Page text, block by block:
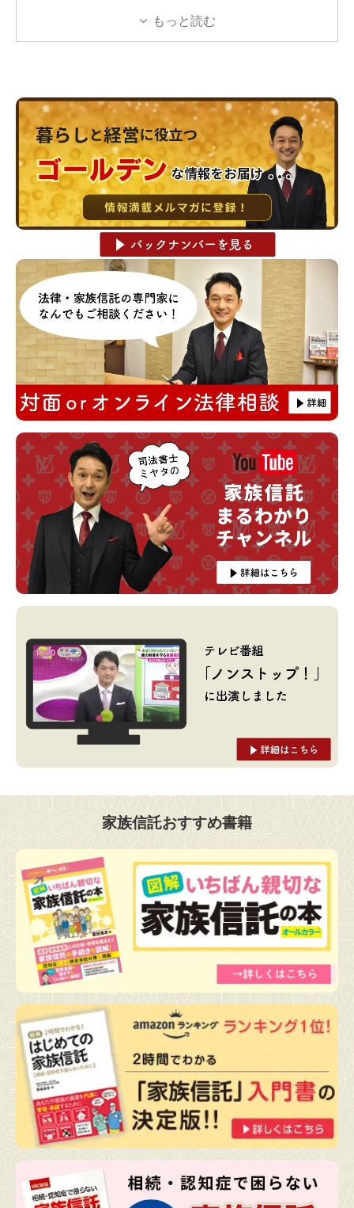
もっと読む
家族信託おすすめ書籍